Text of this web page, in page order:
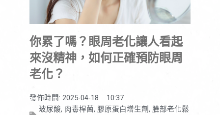
你累了嗎？眼周老化讓人看起
來沒精神，如何正確預防眼周
老化？
發佈時間: 2025-04-18
10:37
玻尿酸, 肉毒桿菌, 膠原蛋白增生劑 , 臉部老化鬆